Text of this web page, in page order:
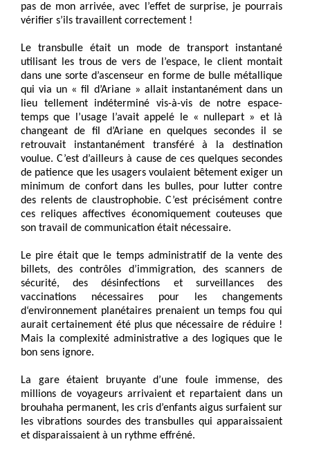
pas de mon arrivée, avec l’effet de surprise, je pourrais
vérifier s’ils travaillent correctement !
Le transbulle était un mode de transport instantané
utilisant les trous de vers de l’espace, le client montait
dans une sorte d’ascenseur en forme de bulle métallique
qui via un « fil d’Ariane » allait instantanément dans un
lieu tellement indéterminé vis-à-vis de notre espace-
temps que l’usage l’avait appelé le « nullepart » et là
changeant de fil d’Ariane en quelques secondes il se
retrouvait instantanément transféré à la destination
voulue. C’est d’ailleurs à cause de ces quelques secondes
de patience que les usagers voulaient bêtement exiger un
minimum de confort dans les bulles, pour lutter contre
des relents de claustrophobie. C’est précisément contre
ces reliques affectives économiquement couteuses que
son travail de communication était nécessaire.
Le pire était que le temps administratif de la vente des
billets, des contrôles d’immigration, des scanners de
sécurité, des désinfections et surveillances des
vaccinations nécessaires pour les changements
d‘environnement planétaires prenaient un temps fou qui
aurait certainement été plus que nécessaire de réduire !
Mais la complexité administrative a des logiques que le
bon sens ignore.
La gare étaient bruyante d’une foule immense, des
millions de voyageurs arrivaient et repartaient dans un
brouhaha permanent, les cris d’enfants aigus surfaient sur
les vibrations sourdes des transbulles qui apparaissaient
et disparaissaient à un rythme effréné.